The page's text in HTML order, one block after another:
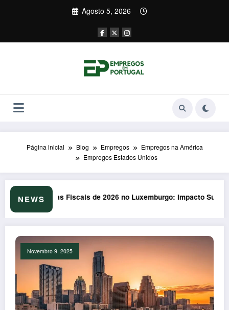
Agosto 5, 2026
Página inicial Blog Empregos
Empregos na América
Empregos Estados Unidos
NEWS
Impacto Surpreendente nos Portugueses
Formação em Soft Skills em 2026: Armadilha
Novembro 9, 2025